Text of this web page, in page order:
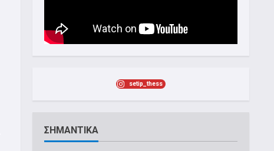
setip_thess
ΣΗΜΑΝΤΙΚΑ